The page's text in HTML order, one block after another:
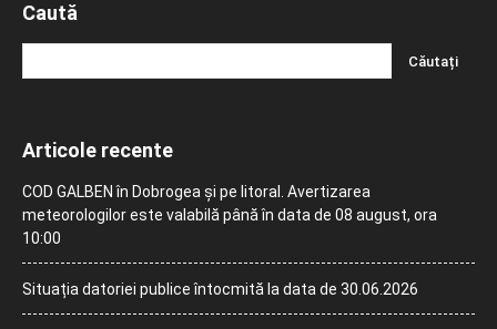
Caută
Articole recente
COD GALBEN în Dobrogea și pe litoral. Avertizarea
meteorologilor este valabilă până în data de 08 august, ora
10:00
Situația datoriei publice întocmită la data de 30.06.2026